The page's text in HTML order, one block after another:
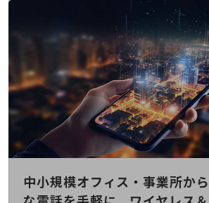
モバイル・音声
バックオフィス
リモート・ハイブリッドワーク
セキュリティ
その他のお悩みはこちら
業界から見つける
業界から見つけるTOP
小売・卸売業
中小規模オフィス・事業所か